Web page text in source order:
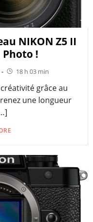
NIKON Z5 II
!
- 18 h 03 min
grâce au
une longueur